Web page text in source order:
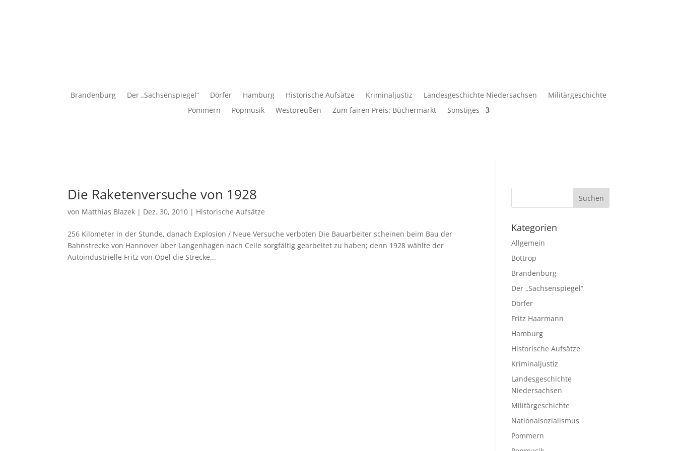
Brandenburg Der „Sachsenspiegel“ Dörfer Hamburg Historische Aufsätze Kriminaljustiz Landesgeschichte Niedersachsen
Militärgeschichte
Pommern
Popmusik Westpreußen Zum fairen Preis: Büchermarkt Sonstiges
Die Raketenversuche von 1928
von Matthias Blazek | Dez. 30, 2010 | Historische Aufsätze
256 Kilometer in der Stunde, danach Explosion / Neue Versuche verboten Die Bauarbeiter scheinen beim Bau der
Bahnstrecke von Hannover über Langenhagen nach Celle sorgfältig gearbeitet zu haben; denn 1928 wählte der
Autoindustrielle Fritz von Opel die Strecke...
Kategorien
Allgemein
Bottrop
Brandenburg
Der „Sachsenspiegel“
Dörfer
Fritz Haarmann
Hamburg
Historische Aufsätze
Kriminaljustiz
Landesgeschichte
Niedersachsen
Militärgeschichte
Nationalsozialismus
Pommern